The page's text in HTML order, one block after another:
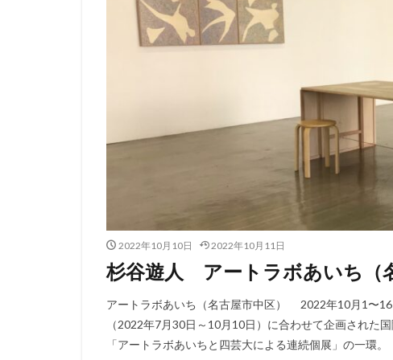
2022年10月10日 2022年10月11日
杉谷遊人 アートラボあいち（
アートラボあいち（名古屋市中区） 2022年10月1〜
（2022年7月30日～10月10日）に合わせて企画された
「アートラボあいちと四芸大による連続個展」の一環